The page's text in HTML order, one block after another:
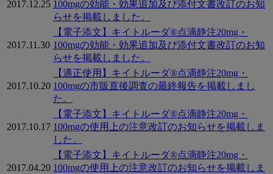
2017.12.25 100mgの効能・効果追加及び添付文書改訂のお知
らせを掲載しました。
2017.11.30
【電子添文】キイトルーダ®点滴静注20mg・
100mgの効能・効果追加及び添付文書改訂のお知
らせを掲載しました。
2017.10.20
【適正使用】キイトルーダ®点滴静注20mg・
100mgの市販直後調査の最終報告を掲載しまし
た。
2017.10.17
【電子添文】キイトルーダ®点滴静注20mg・
100mgの使用上の注意改訂のお知らせを掲載しま
した。
2017.04.20
【電子添文】キイトルーダ®点滴静注20mg・
100mgの使用上の注意改訂のお知らせを掲載しま